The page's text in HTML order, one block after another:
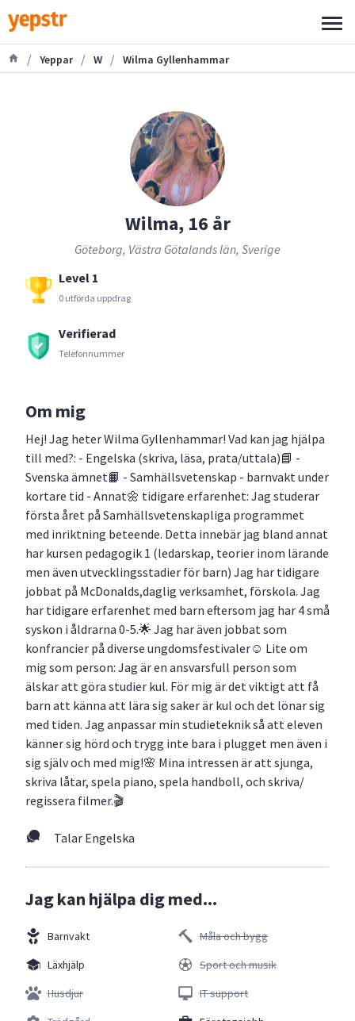
/ Yeppar / W / Wilma Gyllenhammar
Wilma, 16 år
Göteborg, Västra Götalands län, Sverige
Level 1
0 utförda uppdrag
Verifierad
Telefonnummer
Om mig
Hej! Jag heter Wilma Gyllenhammar! Vad kan jag hjälpa
till med?: - Engelska (skriva, läsa, prata/uttala)📘 -
Svenska ämnet📙 - Samhällsvetenskap - barnvakt under
kortare tid - Annat🌼 tidigare erfarenhet: Jag studerar
första året på Samhällsvetenskapliga programmet
med inriktning beteende. Detta innebär jag bland annat
har kursen pedagogik 1 (ledarskap, teorier inom lärande
men även utvecklingsstadier för barn) Jag har tidigare
jobbat på McDonalds,daglig verksamhet, förskola. Jag
har tidigare erfarenhet med barn eftersom jag har 4 små
syskon i åldrarna 0-5.🌟 Jag har även jobbat som
konfrancier på diverse ungdomsfestivaler☺️ Lite om
mig som person: Jag är en ansvarsfull person som
älskar att göra studier kul. För mig är det viktigt att få
barn att känna att lära sig saker är kul och det lönar sig
med tiden. Jag anpassar min studieteknik så att eleven
känner sig hörd och trygg inte bara i plugget men även i
sig själv och med mig!🌸 Mina intressen är att sjunga,
skriva låtar, spela piano, spela handboll, och skriva/
regissera filmer.🎬
Talar Engelska
Jag kan hjälpa dig med...
Barnvakt
Läxhjälp
Husdjur
Måla och bygg
Sport och musik
IT support